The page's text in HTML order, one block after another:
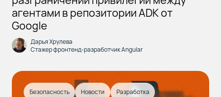
агентами в репозитории ADK от
Google
Дарья Хрулева
Стажер фронтенд-разработчик Angular
Безопасность Новости Разработка